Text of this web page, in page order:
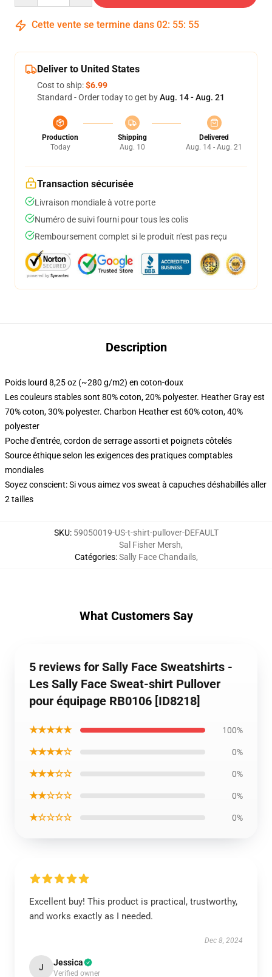
Cette vente se termine dans 02: 55: 54
Deliver to United States
Cost to ship:$6.99
Standard - Order today to get byAug. 14 - Aug. 21
Production
Today
Shipping
Aug. 10
Delivered
Aug. 14 - Aug. 21
Transaction sécurisée
Livraison mondiale à votre porte
Numéro de suivi fourni pour tous les colis
Remboursement complet si le produit n'est pas reçu
Description
Poids lourd 8,25 oz (~280 g/m2) en coton-doux
Les couleurs stables sont 80% coton, 20% polyester. Heather Gray est
70% coton, 30% polyester. Charbon Heather est 60% coton, 40%
polyester
Poche d'entrée, cordon de serrage assorti et poignets côtelés
Source éthique selon les exigences des pratiques comptables
mondiales
Soyez conscient: Si vous aimez vos sweat à capuches déshabillés aller
2 tailles
SKU: 59050019-US-t-shirt-pullover-DEFAULT
Catégories:
Sal Fisher Mersh,
Sally Face Chandails,
What Customers Say
5 reviews for Sally Face Sweatshirts -
Les Sally Face Sweat-shirt Pullover
pour équipage RB0106 [ID8218]
★★★★★ 100%
★★★★☆ 0%
★★★☆☆ 0%
★★☆☆☆ 0%
★☆☆☆☆ 0%
Excellent buy! This product is practical, trustworthy,
and works exactly as I needed.
Dec 8, 2024
J Jessica
Verified owner